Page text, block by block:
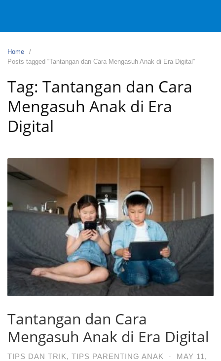
Home
Posts tagged “Tantangan dan Cara Mengasuh Anak di Era Digital”
Tag: Tantangan dan Cara
Mengasuh Anak di Era
Digital
Tantangan dan Cara
Mengasuh Anak di Era Digital
TIPS DAN TRIK, TIPS PARENTING ANAK ·
MAY 11,